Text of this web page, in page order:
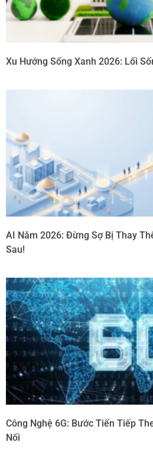
Xu Hướng Sống Xanh 2026: Lối
AI Năm 2026: Đừng Sợ Bị Thay
Sau!
Công Nghệ 6G: Bước Tiến Tiếp
Nối